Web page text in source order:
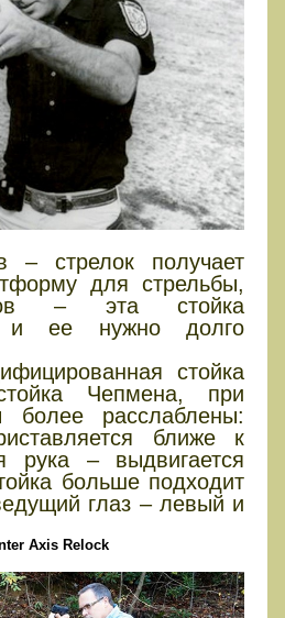
– стрелок получает
для стрельбы,
– эта стойка
и ее нужно долго
стойка
Чепмена, при
расслаблены:
ближе к
рука – выдвигается
больше подходит
глаз – левый и
Axis Relock